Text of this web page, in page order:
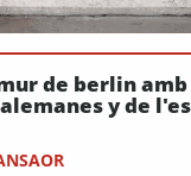
de berlin amb
y de